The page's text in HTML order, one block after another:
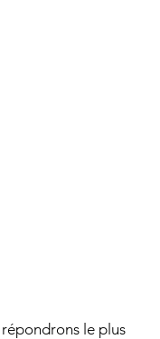
le plus